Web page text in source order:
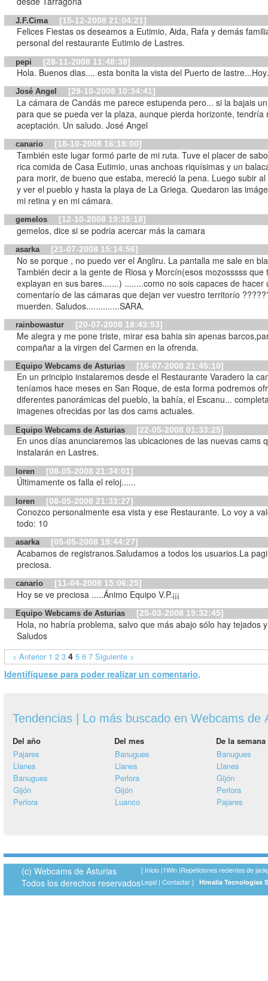
J.F.Cima [15-12-2008 21:04:21]
Felices Fiestas os deseamos a Eutimio, Aida, Rafa y demás
personal del restaurante Eutimio de Lastres.
pepi [28-11-2008 11:48:38]
Hola. Buenos dias.... esta bonita la vista del Puerto de
José Angel [29-10-2008 10:34:41]
La cámara de Candás me parece estupenda pero... si la bajais
para que se pueda ver la plaza, aunque pierda horizonte, tendría
aceptación. Un saludo. José Angel
canario [18-10-2008 16:18:00]
También este lugar formó parte de mi ruta. Tuve el placer de
rica comida de Casa Eutimio, unas anchoas riquísimas y un
para morir, de bueno que estaba, mereció la pena. Luego subir
y ver el pueblo y hasta la playa de La Griega. Quedaron las
mi retina y en mi cámara.
gemelos [12-10-2008 19:35:18]
gemelos, dice si se podria acercar más la camara
asarka [21-07-2008 15:14:56]
No se porque , no puedo ver el Angliru. La pantalla me sale en
También decir a la gente de Riosa y Morcín(esos mozosssss que tanto se
explayan en sus bares.......) ........como no sois capaces de hacer
comentarío de las cámaras que dejan ver vuestro territorío
muerden. Saludos..............SARA.
rainbowastur [20-07-2008 18:43:53]
Me alegra y me pone triste, mirar esa bahia sin apenas
compañar a la virgen del Carmen en la ofrenda.
Equipo Webcams de Asturias [16-07-2008 21:45:10]
En un principio instalaremos desde el Restaurante Varadero la
teníamos hace meses en San Roque, de esta forma podremos
diferentes panorámicas del pueblo, la bahía, el Escanu...
imagenes ofrecidas por las dos cams actuales.
Equipo Webcams de Asturias [22-05-2008 01:33:25]
En unos días anunciaremos las ubicaciones de las nuevas cams
instalarán en Lastres.
loren [08-05-2008 21:34:01]
Últimamente os falla el reloj......
loren [08-05-2008 21:33:27]
Conozco personalmente esa vista y ese Restaurante. Lo voy a
todo: 10
asarka [05-05-2008 19:44:27]
Acabamos de registranos.Saludamos a todos los usuarios.La
preciosa.
canario [11-04-2008 15:06:25]
Hoy se ve preciosa .....Ánimo Equipo V.P.¡¡¡
Equipo Webcams de Asturias [25-03-2008 19:32:45]
Hola, no habría problema, salvo que más abajo sólo hay tejados
Saludos
< Anterior 1 2 3 4 5 6 7 Siguiente >
Identifíquese para poder realizar un comentario.
Tendencias | Lo más buscado en Webcams de
Del año Del mes
De la semana
Pajares
Llanes
Banugues
Gijón
Perlora
Banugues
Llanes
Perlora
Gijón
Luanco
Banugues
Llanes
Gijón
Perlora
Pajares
(c) Webcams de Asturias
Todos los derechos reservados
[ Inicio |1Win |Repeticiones recientes de
Legal | Contactar Himalia Tecnologías